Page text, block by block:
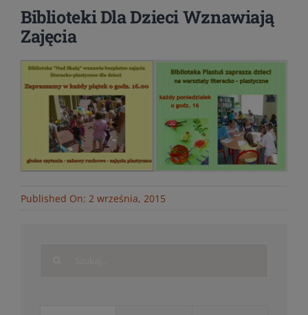
Biblioteki Dla Dzieci Wznawiają
Zajęcia
Published On: 2 września, 2015